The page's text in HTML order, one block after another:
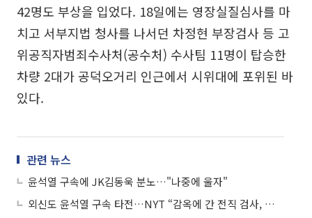
42명도 부상을 입었다. 18일에는 영장실질심사를 마
치고 서부지법 청사를 나서던 차정현 부장검사 등 고
위공직자범죄수사처(공수처) 수사팀 11명이 탑승한
차량 2대가 공덕오거리 인근에서 시위대에 포위된 바
있다.
관련 뉴스
윤석열 구속에 JK김동욱 분노…"나중에 울자"
외신도 윤석열 구속 타전…NYT “감옥에 간 전직 검사, 극적인 몰락”